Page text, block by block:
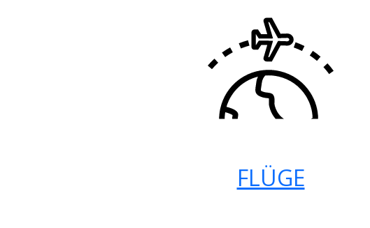
FLÜGE